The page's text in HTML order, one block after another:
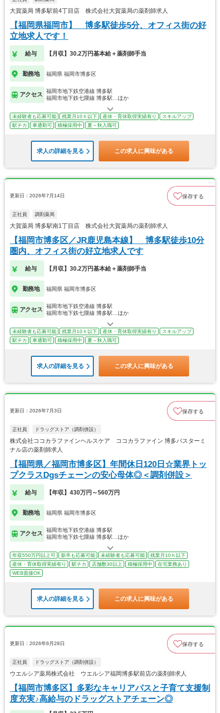
大賀薬局 博多駅前4丁目店 株式会社大賀薬局の薬剤師求人
【福岡県福岡市】 博多駅徒歩5分、オフィス街の好
立地求人です！
給与 【月収】30.2万円基本給＋薬剤師手当
勤務地 福岡県 福岡市博多区
アクセス
福岡市地下鉄空港線 博多駅
福岡市地下鉄七隈線 博多駅…ほか
未経験者も応募可能 残業月10ｈ以下 産休・育休取得実績有り
スキルアップ
駅チカ
車通勤可 積極採用中 夏～秋入職可
求人の詳細を見る この求人に興味がある
更新日：2026年7月14日 保存する
正社員 調剤薬局
大賀薬局 博多駅南1丁目店 株式会社大賀薬局の薬剤師求人
【福岡市博多区／JR鹿児島本線】 博多駅徒歩10分
圏内、オフィス街の好立地求人です
給与 【月収】30.2万円基本給＋薬剤師手当
勤務地 福岡県 福岡市博多区
アクセス
福岡市地下鉄空港線 博多駅
福岡市地下鉄七隈線 博多駅…ほか
未経験者も応募可能 残業月10ｈ以下 産休・育休取得実績有り
スキルアップ
駅チカ
車通勤可 積極採用中 夏～秋入職可
求人の詳細を見る この求人に興味がある
更新日：2026年7月3日 保存する
正社員 ドラッグストア（調剤併設）
株式会社ココカラファインヘルスケア ココカラファイン 博多バスターミ
ナル店の薬剤師求人
【福岡県／福岡市博多区】年間休日120日☆業界トッ
プクラスDgsチェーンの安心母体◎＜調剤併設＞
給与 【年収】430万円～560万円
勤務地 福岡県 福岡市博多区
アクセス
福岡市地下鉄空港線 博多駅
福岡市地下鉄七隈線 博多駅…ほか
年収550万円以上可 新卒も応募可能 未経験者も応募可能
残業月10ｈ以下
産休・育休取得実績有り
駅チカ 店舗数30以上 積極採用中
在宅業務あり
WEB面接OK
求人の詳細を見る この求人に興味がある
更新日：2026年6月28日 保存する
正社員 ドラッグストア（調剤併設）
ウエルシア薬局株式会社 ウエルシア福岡博多駅前店の薬剤師求人
【福岡市博多区】多彩なキャリアパスと子育て支援制
度充実♪高給与のドラッグストアチェーン◎